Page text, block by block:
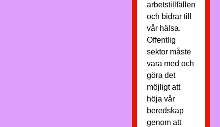
arbetstillfällen
och bidrar till
vår hälsa.
Offentlig
sektor måste
vara med och
göra det
möjligt att
höja vår
beredskap
genom att